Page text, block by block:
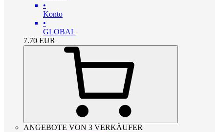
•
Konto
•
GLOBAL
7.70 EUR
ANGEBOTE VON 3 VERKÄUFER